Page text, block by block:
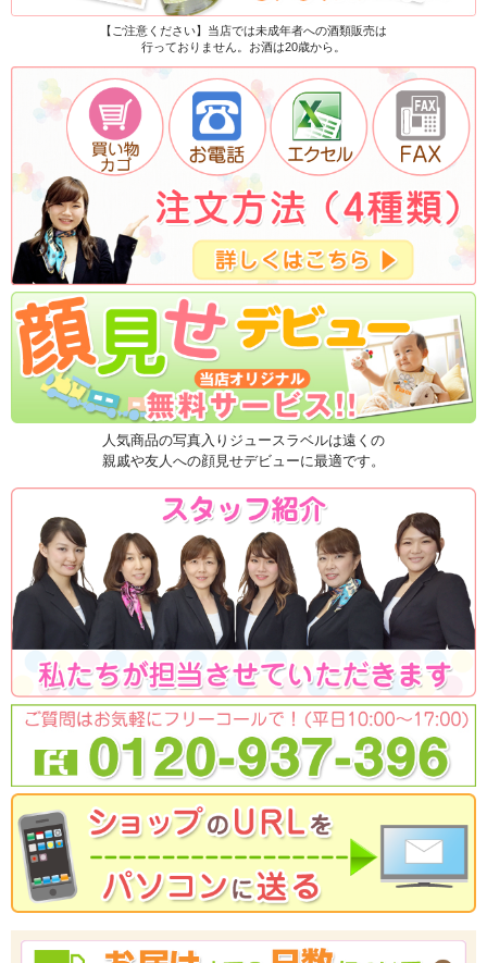
【ご注意ください】当店では未成年者への酒類販売は
行っておりません。お酒は20歳から。
人気商品の写真入りジュースラベルは遠くの
親戚や友人への顔見せデビューに最適です。